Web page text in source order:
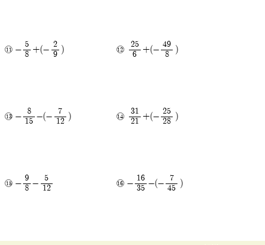
-
5
8
+(-
2
9
)
25
6
+(-
49
8
)
-
8
15
-(-
7
12
)
31
21
+(-
25
28
)
-
9
8
-
5
12
-
16
35
-(-
7
45
)